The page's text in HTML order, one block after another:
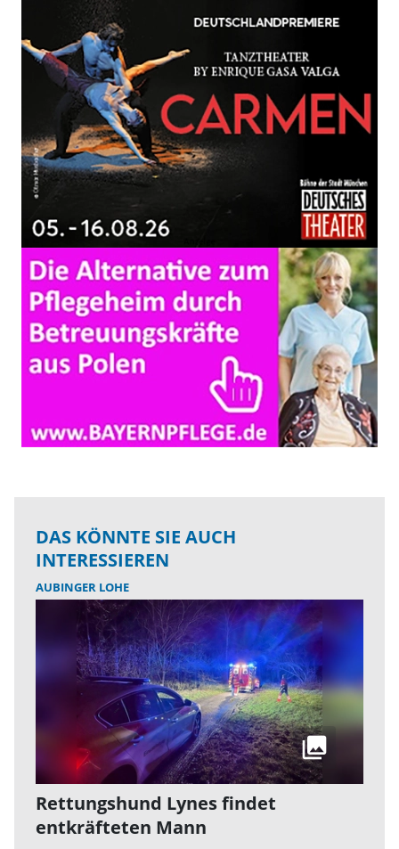
DAS KÖNNTE SIE AUCH
INTERESSIEREN
AUBINGER LOHE
Rettungshund Lynes findet
entkräfteten Mann